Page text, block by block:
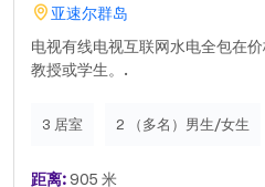
亚速尔群岛
电视有线电视互联网水电全包在
教授或学生。.
3 居室 2 （多名）男生/女生
距离:905 米